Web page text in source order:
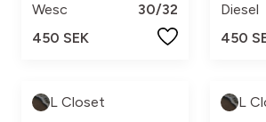
Wesc
30/32
450 SEK
Diesel
450
L Closet L